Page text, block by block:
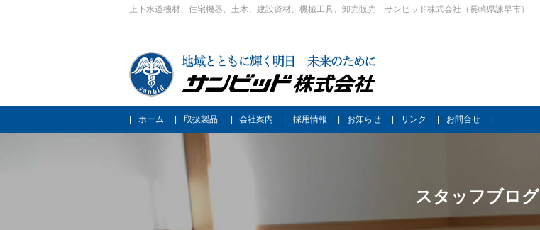
上下水道機材、住宅機器、土木、建設資材、機械工具、卸売販売 サンビッド株式会社（長崎県諫早市）
ホーム 取扱製品 会社案内 採用情報 お知らせ リンク お問合せ
スタッフブログ